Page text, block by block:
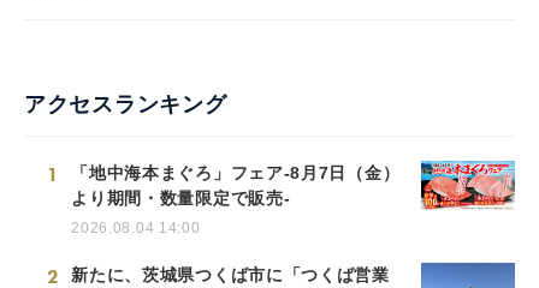
アクセスランキング
1
「地中海本まぐろ」フェア-8月7日（金）
より期間・数量限定で販売-
2026.08.04 14:00
2 新たに、茨城県つくば市に「つくば営業